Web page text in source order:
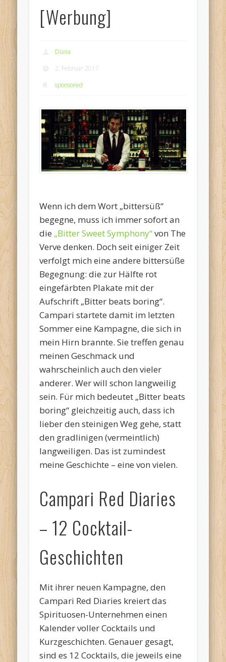
[Werbung]
Diana
2. Februar 2017
sponsored
Wenn ich dem Wort „bittersüß“
begegne, muss ich immer sofort an
die „Bitter Sweet Symphony“von The
Verve denken. Doch seit einiger Zeit
verfolgt mich eine andere bittersüße
Begegnung: die zur Hälfte rot
eingefärbten Plakate mit der
Aufschrift „Bitter beats boring“.
Campari startete damit im letzten
Sommer eine Kampagne, die sich in
mein Hirn brannte. Sie treffen genau
meinen Geschmack und
wahrscheinlich auch den vieler
anderer. Wer will schon langweilig
sein. Für mich bedeutet „Bitter beats
boring“ gleichzeitig auch, dass ich
lieber den steinigen Weg gehe, statt
den gradlinigen (vermeintlich)
langweiligen. Das ist zumindest
meine Geschichte – eine von vielen.
Campari Red Diaries
– 12 Cocktail-
Geschichten
Mit ihrer neuen Kampagne, den
Campari Red Diaries kreiert das
Spirituosen-Unternehmen einen
Kalender voller Cocktails und
Kurzgeschichten. Genauer gesagt,
sind es 12 Cocktails, die jeweils eine